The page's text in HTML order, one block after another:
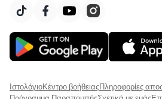
ΙστολόγιοΚέντρο βοήθειαςΠληροφορίες